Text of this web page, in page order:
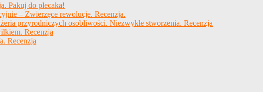
Pakuj do plecaka!
– Zwierzęce rewolucje. Recenzja.
przyrodniczych osobliwości. Niezwykłe stworzenia. Recenzja
Recenzja
Recenzja